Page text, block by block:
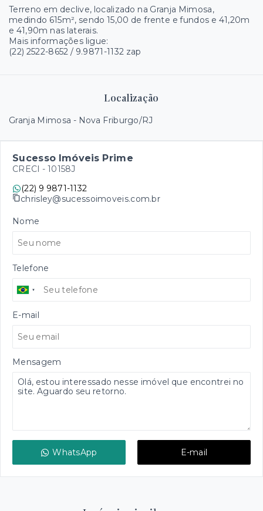
Terreno em declive, localizado na Granja Mimosa,
medindo 615m², sendo 15,00 de frente e fundos e 41,20m
e 41,90m nas laterais.
Mais informações ligue:
(22) 2522-8652 / 9.9871-1132 zap
Localização
Granja Mimosa - Nova Friburgo/RJ
Sucesso Imóveis Prime
CRECI - 10158J
(22) 9 9871-1132
chrisley@sucessoimoveis.com.br
Nome
Telefone
E-mail
Mensagem
WhatsApp E-mail